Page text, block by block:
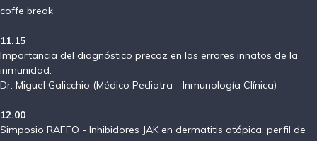
coffe break
11.15
Importancia del diagnóstico precoz en los errores innatos de la
inmunidad.
Dr. Miguel Galicchio (Médico Pediatra - Inmunología Clínica)
12.00
Simposio RAFFO - Inhibidores JAK en dermatitis atópica: perfil de